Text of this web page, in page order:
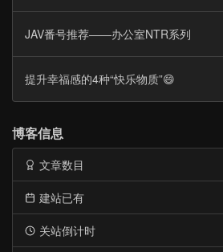
JAV番号推荐——办公室NTR系列
提升幸福感的4种“快乐物质”😄
博客信息
文章数目
建站已有
关站倒计时